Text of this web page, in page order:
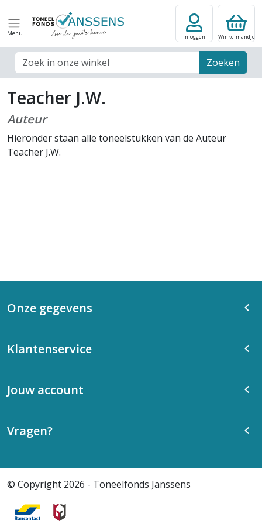
Menu
Zoek veld Zoeken
Inloggen Winkelmandje
Teacher J.W.
Auteur
Hieronder staan alle toneelstukken van de Auteur
Teacher J.W.
Onze gegevens
Klantenservice
Jouw account
Vragen?
© Copyright 2026 - Toneelfonds Janssens